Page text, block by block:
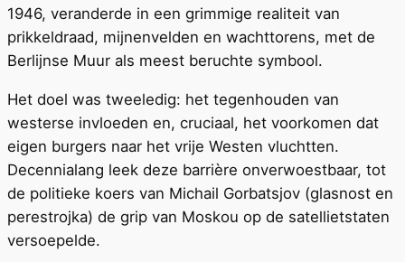
1946, veranderde in een grimmige realiteit van
prikkeldraad, mijnenvelden en wachttorens, met de
Berlijnse Muur als meest beruchte symbool.
Het doel was tweeledig: het tegenhouden van
westerse invloeden en, cruciaal, het voorkomen dat
eigen burgers naar het vrije Westen vluchtten.
Decennialang leek deze barrière onverwoestbaar, tot
de politieke koers van Michail Gorbatsjov (glasnost en
perestrojka) de grip van Moskou op de satellietstaten
versoepelde.